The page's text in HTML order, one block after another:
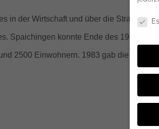
in der Wirtschaft und über die Straße.
Spaichingen konnte Ende des 19.
2500 Einwohnern. 1983 gab die letzte der